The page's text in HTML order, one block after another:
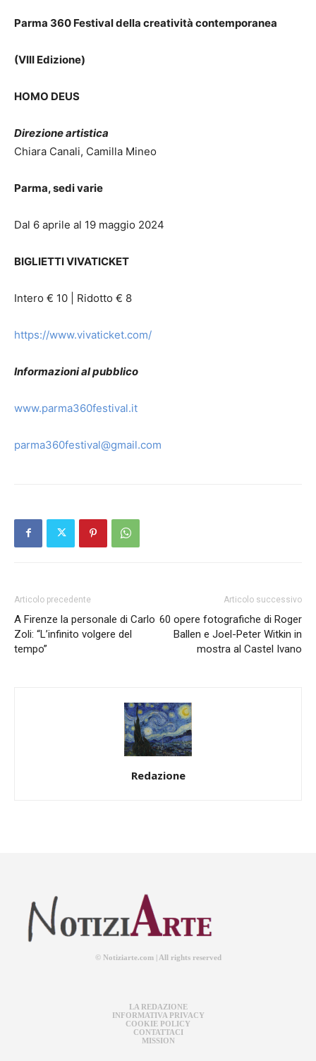
Parma 360 Festival della creatività contemporanea
(VIII Edizione)
HOMO DEUS
Direzione artistica
Chiara Canali, Camilla Mineo
Parma, sedi varie
Dal 6 aprile al 19 maggio 2024
BIGLIETTI VIVATICKET
Intero € 10 | Ridotto € 8
https://www.vivaticket.com/
Informazioni al pubblico
www.parma360festival.it
parma360festival@gmail.com
Articolo precedente
A Firenze la personale di Carlo
Zoli: “L’infinito volgere del
tempo”
Articolo successivo
60 opere fotografiche di Roger
Ballen e Joel-Peter Witkin in
mostra al Castel Ivano
Redazione
© Notiziarte.com | All rights reserved
LA REDAZIONE
INFORMATIVA PRIVACY
COOKIE POLICY
CONTATTACI
MISSION